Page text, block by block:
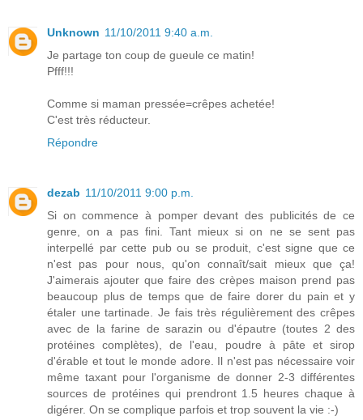
Unknown 11/10/2011 9:40 a.m.
Je partage ton coup de gueule ce matin!
Pfff!!!
Comme si maman pressée=crêpes achetée!
C'est très réducteur.
Répondre
dezab 11/10/2011 9:00 p.m.
Si on commence à pomper devant des publicités de ce
genre, on a pas fini. Tant mieux si on ne se sent pas
interpellé par cette pub ou se produit, c'est signe que ce
n'est pas pour nous, qu'on connaît/sait mieux que ça!
J'aimerais ajouter que faire des crèpes maison prend pas
beaucoup plus de temps que de faire dorer du pain et y
étaler une tartinade. Je fais très régulièrement des crêpes
avec de la farine de sarazin ou d'épautre (toutes 2 des
protéines complètes), de l'eau, poudre à pâte et sirop
d'érable et tout le monde adore. Il n'est pas nécessaire voir
même taxant pour l'organisme de donner 2-3 différentes
sources de protéines qui prendront 1.5 heures chaque à
digérer. On se complique parfois et trop souvent la vie :-)